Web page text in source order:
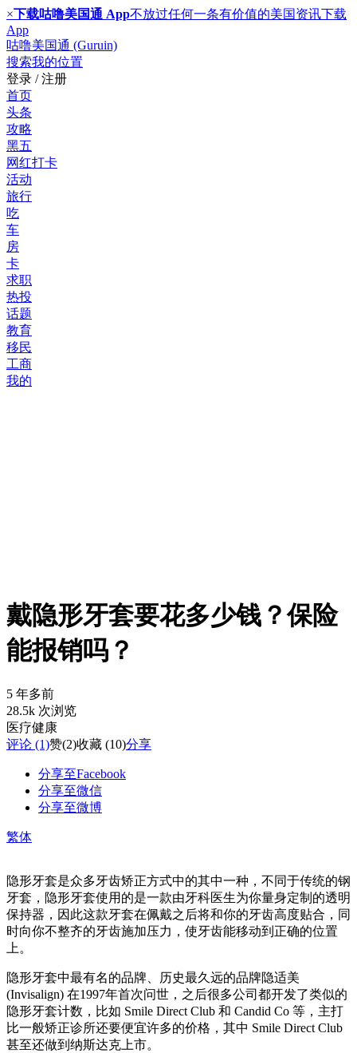
×下载咕噜美国通 App不放过任何一条有价值的美国资讯下载
App
咕噜美国通 (Guruin)
搜索我的位置
登录 / 注册
首页
头条
攻略
黑五
网红打卡
活动
旅行
吃
车
房
卡
求职
热投
话题
教育
移民
工商
我的
戴隐形牙套要花多少钱？保险
能报销吗？
5 年多前
28.5k 次浏览
医疗健康
评论 (1)赞(2)收藏 (10)分享
分享至Facebook
分享至微信
分享至微博
繁体
隐形牙套是众多牙齿矫正方式中的其中一种，不同于传统的钢
牙套，隐形牙套使用的是一款由牙科医生为你量身定制的透明
保持器，因此这款牙套在佩戴之后将和你的牙齿高度贴合，同
时向你不整齐的牙齿施加压力，使牙齿能移动到正确的位置
上。
隐形牙套中最有名的品牌、历史最久远的品牌隐适美
(Invisalign) 在1997年首次问世，之后很多公司都开发了类似的
隐形牙套计数，比如 Smile Direct Club 和 Candid Co 等，主打
比一般矫正诊所还要便宜许多的价格，其中 Smile Direct Club
甚至还做到纳斯达克上市。